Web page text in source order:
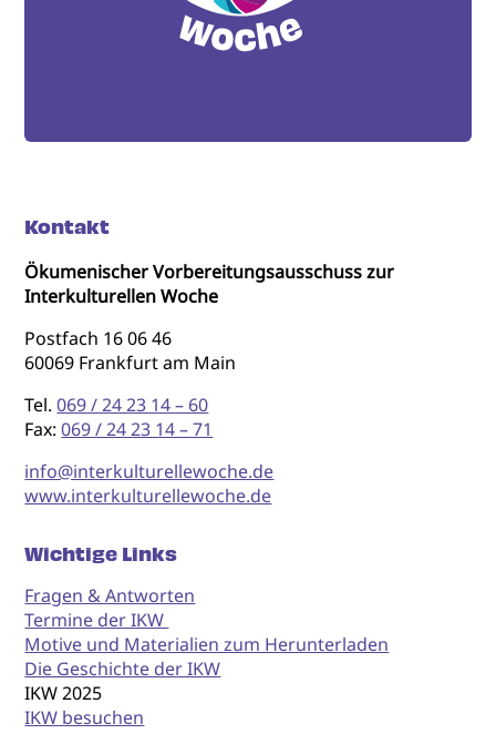
Kontakt
Ökumenischer Vorbereitungsausschuss zur
Interkulturellen Woche
Postfach 16 06 46
60069 Frankfurt am Main
Tel.069 / 24 23 14 – 60
Fax:069 / 24 23 14 – 71
info@interkulturellewoche.de
www.interkulturellewoche.de
Wichtige Links
Fragen & Antworten
Termine der IKW
Motive und Materialien zum Herunterladen
Die Geschichte der IKW
IKW 2025
IKW besuchen